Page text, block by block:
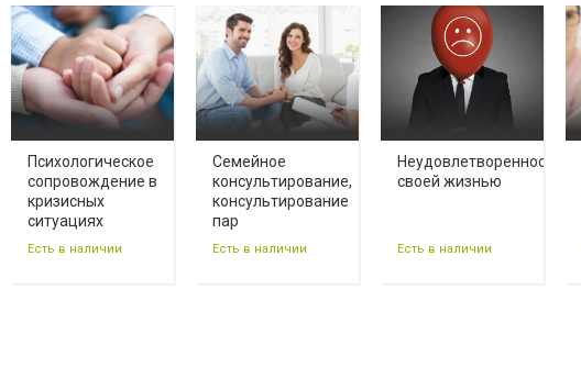
Психологическое
сопровождение в
кризисных
ситуациях
Есть в наличии
Семейное
консультирование,
консультирование
пар
Есть в наличии
Неудовлетворенность
своей жизнью
Есть в наличии